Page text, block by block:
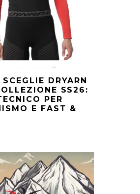
DRYARN
SS26:
PER
E FAST &